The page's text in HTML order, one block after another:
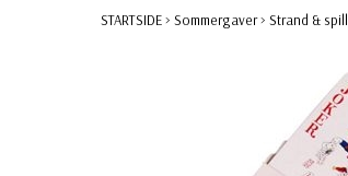
STARTSIDE> Sommergaver> Strand & spill